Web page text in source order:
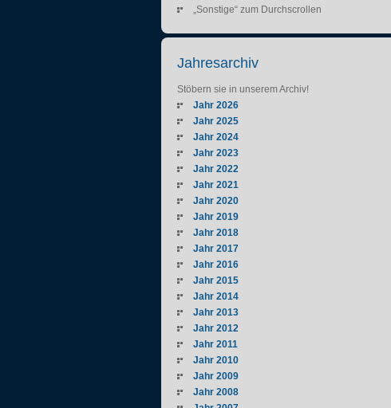
„Sonstige“ zum Durchscrollen
Jahresarchiv
Stöbern sie in unserem Archiv!
Jahr 2026
Jahr 2025
Jahr 2024
Jahr 2023
Jahr 2022
Jahr 2021
Jahr 2020
Jahr 2019
Jahr 2018
Jahr 2017
Jahr 2016
Jahr 2015
Jahr 2014
Jahr 2013
Jahr 2012
Jahr 2011
Jahr 2010
Jahr 2009
Jahr 2008